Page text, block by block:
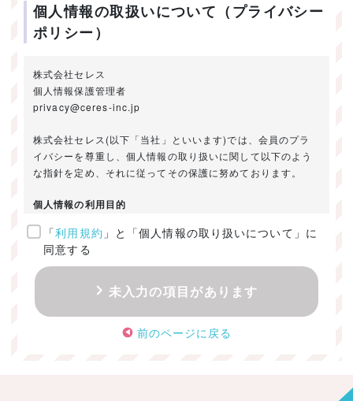
個人情報の取扱いについて（プライバシー
ポリシー）
株式会社セレス
個人情報保護管理者
privacy@ceres-inc.jp
株式会社セレス(以下「当社」といいます)では、会員のプラ
イバシーを尊重し、個人情報の取り扱いに関して以下のよう
な指針を定め、それに従ってその保護に努めております。
個人情報の利用目的
ご提供いただきました個人情報は、以下のためにのみ利用い
たします。
・お問い合わせに対する回答及び資料送付のご連絡
・当社のお客様向けサービスの提供
・本人確認
・サービスの開発・改善のための分析
「利用規約 」と「個人情報の取り扱いについて」に
同意する
未入力の項目があります
前のページに戻る